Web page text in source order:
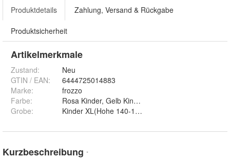
Produktdetails Zahlung, Versand & Rückgabe
Produktsicherheit
Artikelmerkmale
Zustand:
Neu
GTIN / EAN:
6444725014883
Marke:
frozzo
Farbe:
Grobe: Kinder XL(Hohe 140-150CM), Kinder S (Hohe
Kurzbeschreibung *